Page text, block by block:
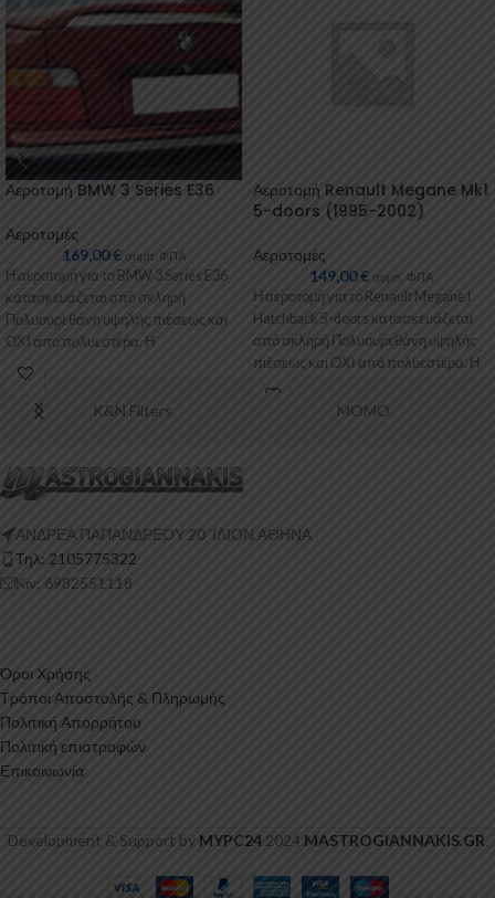
Αεροτομή BMW 3 Series E36
Αεροτομές
169,00€ συμπ. ΦΠΑ
Η αεροτομή για το BMW 3 Series E36
κατασκευάζεται από σκληρή
Πολυουρεθάνη υψηλής πιέσεως και
ΟΧΙ από πολυεστέρα. Η
Πολυουρεθάνη
Αεροτομή Renault Megane Mk1
5-doors (1995-2002)
Αεροτομές
149,00€ συμπ. ΦΠΑ
Η αεροτομή για το Renault Megane I
Hatchback 5-doors κατασκευάζεται
από σκληρή Πολυουρεθάνη υψηλής
πιέσεως και ΟΧΙ από πολυεστέρα. Η
K&N Filters MOMO
ΑΝΔΡΕΑ ΠΑΠΑΝΔΡΕΟΥ 20 ‘ΙΛΙΟΝ ΑΘΗΝΑ
Τηλ: 2105775322
Κιν: 6982551118
Όροι Χρήσης
Τρόποι Αποστολής & Πληρωμής
Πολιτική Απορρήτου
Πολιτική επιστροφών
Επικοινωνία
Development & Support by MYPC242024 MASTROGIANNAKIS.GR